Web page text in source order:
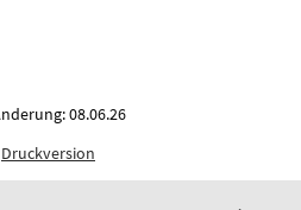
08.06.26
Druckversion